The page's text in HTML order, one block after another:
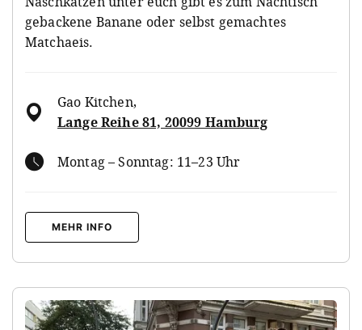
gebackene Banane oder selbst gemachtes
Matchaeis.
Gao Kitchen,
Lange Reihe 81, 20099 Hamburg
Montag – Sonntag: 11–23 Uhr
MEHR INFO